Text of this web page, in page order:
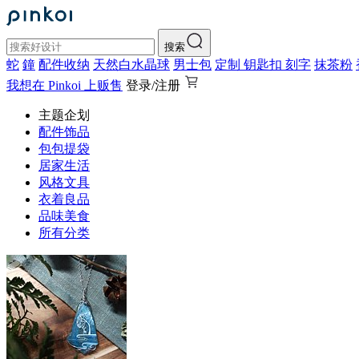
搜索
蛇 鐘 配件收纳 天然白水晶球 男士包 定制 钥匙扣 刻字 抹茶粉
我想在 Pinkoi 上贩售 登录/注册
主题企划
配件饰品
包包提袋
居家生活
风格文具
衣着良品
品味美食
所有分类